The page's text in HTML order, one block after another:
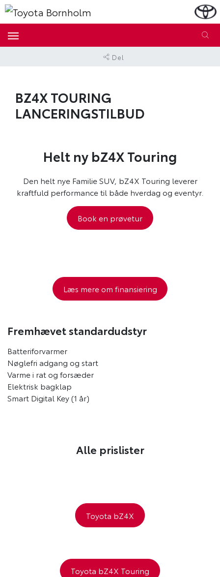
Del
BZ4X TOURING
LANCERINGSTILBUD
Helt ny bZ4X Touring
Den helt nye Familie SUV, bZ4X Touring leverer
kraftfuld performance til både hverdag og eventyr.
Book en prøvetur
Læs mere om finansiering
Fremhævet standardudstyr
Batteriforvarmer
Nøglefri adgang og start
Varme i rat og forsæder
Elektrisk bagklap
Smart Digital Key (1 år)
Alle prislister
Toyota bZ4X
Toyota bZ4X Touring